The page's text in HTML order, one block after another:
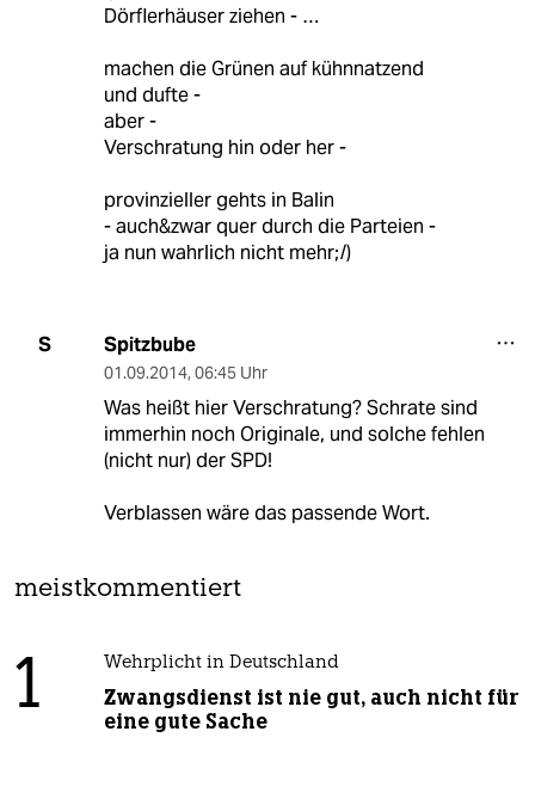
Dörflerhäuser ziehen - …
machen die Grünen auf kühnnatzend
und dufte -
aber -
Verschratung hin oder her -
provinzieller gehts in Balin
- auch&zwar quer durch die Parteien -
ja nun wahrlich nicht mehr;/)
S Spitzbube
01.09.2014, 06:45 Uhr
Was heißt hier Verschratung? Schrate sind
immerhin noch Originale, und solche fehlen
(nicht nur) der SPD!
Verblassen wäre das passende Wort.
meistkommentiert
1 Wehrplicht in Deutschland
Zwangsdienst ist nie gut, auch nicht für
eine gute Sache